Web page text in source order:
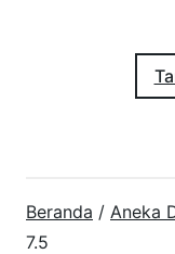
Beranda / Aneka
7.5